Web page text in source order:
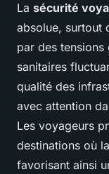
La sécurité
absolue, surtout
par des
sanitaires
qualité des
avec attention
Les voyageurs
destinations où
favorisant ainsi